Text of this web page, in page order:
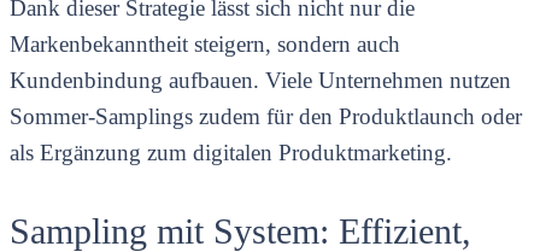
Dank dieser Strategie lässt sich nicht nur die
Markenbekanntheit steigern, sondern auch
Kundenbindung aufbauen. Viele Unternehmen nutzen
Sommer-Samplings zudem für den Produktlaunch oder
als Ergänzung zum digitalen Produktmarketing.
Sampling mit System: Effizient,